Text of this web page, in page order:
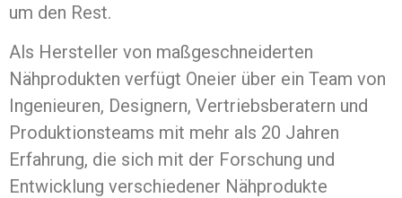
um den Rest.
Als Hersteller von maßgeschneiderten
Nähprodukten verfügt Oneier über ein Team von
Ingenieuren, Designern, Vertriebsberatern und
Produktionsteams mit mehr als 20 Jahren
Erfahrung, die sich mit der Forschung und
Entwicklung verschiedener Nähprodukte